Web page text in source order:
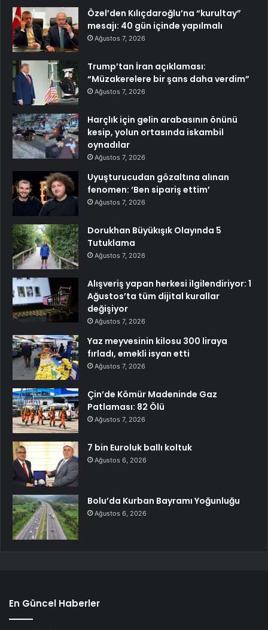
Özel’den Kılıçdaroğlu’na “kurultay”
mesajı: 40 gün içinde yapılmalı
Ağustos 7, 2026
Trump’tan İran açıklaması:
“Müzakerelere bir şans daha verdim”
Ağustos 7, 2026
Harçlık için gelin arabasının önünü
kesip, yolun ortasında iskambil
oynadılar
Ağustos 7, 2026
Uyuşturucudan gözaltına alınan
fenomen: ‘Ben sipariş ettim’
Ağustos 7, 2026
Dorukhan Büyükışık Olayında 5
Tutuklama
Ağustos 7, 2026
Alışveriş yapan herkesi ilgilendiriyor: 1
Ağustos’ta tüm dijital kurallar
değişiyor
Ağustos 7, 2026
Yaz meyvesinin kilosu 300 liraya
fırladı, emekli isyan etti
Ağustos 7, 2026
Çin’de Kömür Madeninde Gaz
Patlaması: 82 Ölü
Ağustos 7, 2026
7 bin Euroluk ballı koltuk
Ağustos 6, 2026
Bolu’da Kurban Bayramı Yoğunluğu
Ağustos 6, 2026
En Güncel Haberler